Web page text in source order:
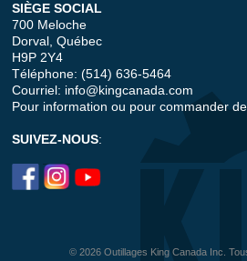
SIÈGE SOCIAL
700 Meloche
Dorval, Québec
H9P 2Y4
Téléphone: (514) 636-5464
Courriel: info@kingcanada.com
Pour information ou pour commander
SUIVEZ-NOUS:
© 2026 Outillages King Canada Inc.